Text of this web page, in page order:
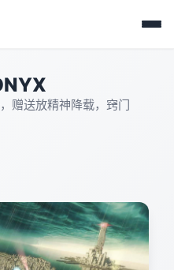
赠送放精神降载，窍门